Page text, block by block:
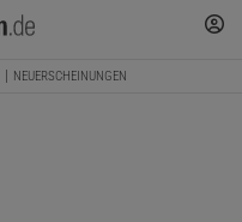
NEUERSCHEINUNGEN